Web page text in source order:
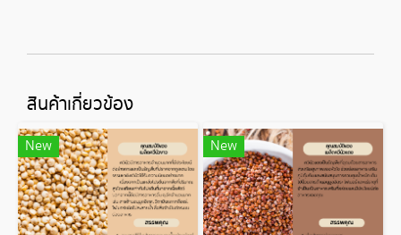
สินค้าเกี่ยวข้อง
New New